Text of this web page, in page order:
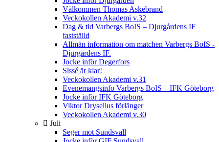
Välkommen Thomas Askebrand
Veckokollen Akademi v.32
Dag & tid Varbergs BoIS – Djurgårdens IF
fastställd
Allmän information om matchen Varbergs BoIS -
Djurgårdens IF.
Jocke inför Degerfors
Sissé är klar!
Veckokollen Akademi v.31
Evenemangsinfo Varbergs BoIS – IFK Göteborg
Jocke inför IFK Göteborg
Viktor Dryselius förlänger
Veckokollen Akademi v.30
Juli
Seger mot Sundsvall